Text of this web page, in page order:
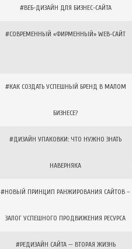
#ВЕБ-ДИЗАЙН ДЛЯ БИЗНЕС-САЙТА
#СОВРЕМЕННЫЙ «ФИРМЕННЫЙ» WEB-САЙТ
#КАК СОЗДАТЬ УСПЕШНЫЙ БРЕНД В МАЛОМ
БИЗНЕСЕ?
#ДИЗАЙН УПАКОВКИ: ЧТО НУЖНО ЗНАТЬ
НАВЕРНЯКА
#НОВЫЙ ПРИНЦИП РАНЖИРОВАНИЯ САЙТОВ –
ЗАЛОГ УСПЕШНОГО ПРОДВИЖЕНИЯ РЕСУРСА
#РЕДИЗАЙН САЙТА — ВТОРАЯ ЖИЗНЬ